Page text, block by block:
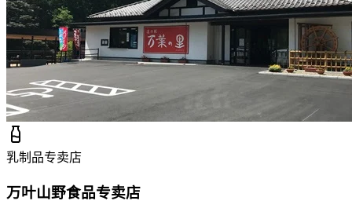
乳制品专卖店
万叶山野食品专卖店